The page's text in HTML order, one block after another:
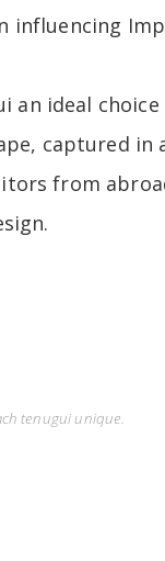
influencing
an ideal
captured in
from
tenugui unique.